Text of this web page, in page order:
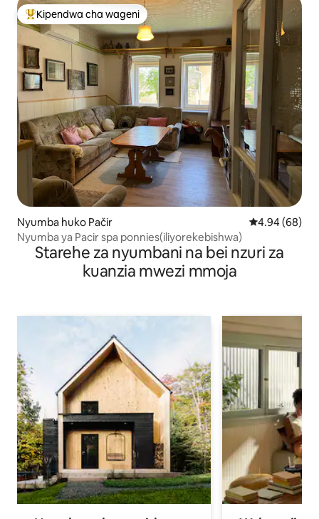
Kipendwa maarufu cha wageni
Kipendwa cha wageni
Nyumba huko Pačir Ukadiriaji wa
4.94 (68)
Nyumba ya Pacir spa ponnies(iliyorekebishwa)
Starehe za nyumbani na bei nzuri za
kuanzia mwezi mmoja